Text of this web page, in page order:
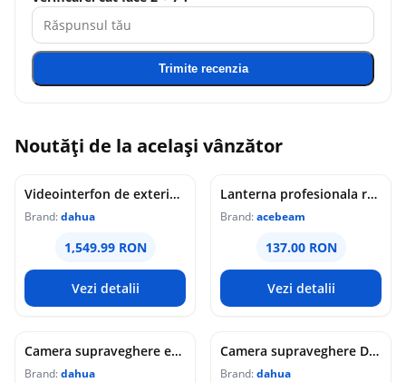
Trimite recenzia
Noutăți de la același vânzător
Videointerfon de exterior IP WiFi Dahua VTO6631QB-WP, 2MP, ecran 5 inch, acces prin PIN/recunoastere faciala/card/Bluetooth, slot card, microfon/difuzor, PoE
Brand:dahua
1,549.99 RON
Vezi detalii
Lanterna profesionala reincarcabila Acebeam Pokelit AA, 1000 lumeni, 105 m, gri
Brand:acebeam
137.00 RON
Vezi detalii
Camera supraveghere exterior analogica Dome cu iluminare duala Dahua HAC-HDW1549X-IL-A-PRO-0360B-DIP, 5 MP, 2.8 mm, IR/lumina calda 50 m, microfon dublu
Brand:dahua
Camera supraveghere Dome analogica Dahua WizColor HAC-HDW1549X-A-PRO-0360B-DIP, 5 MP, 3.6 mm, lumina calda 50 m, microfon dublu
Brand:dahua